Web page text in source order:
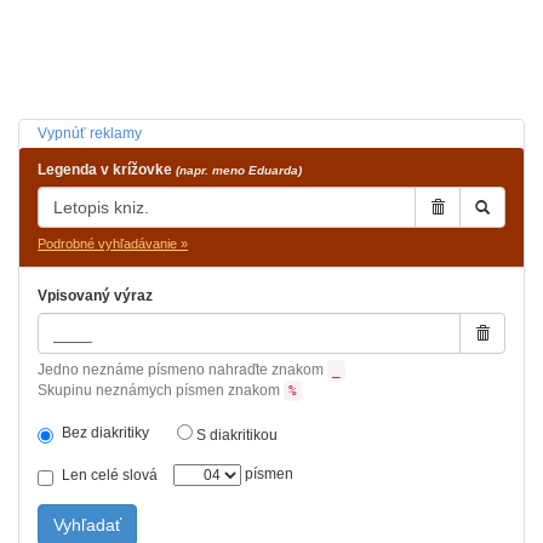
Vypnúť reklamy
Legenda v krížovke (napr. meno Eduarda)
Podrobné vyhľadávanie »
Vpisovaný výraz
Jedno neznáme písmeno nahraďte znakom
Skupinu neznámych písmen znakom %
Bez diakritiky S diakritikou
Len celé slová písmen
Vyhľadať